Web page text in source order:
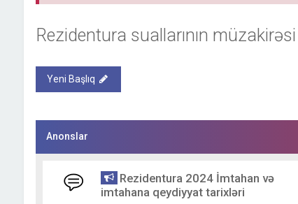
Rezidentura suallarının müzakirəsi
Yeni Başlıq
Anonslar
Rezidentura 2024 İmtahan və
imtahana qeydiyyat tarixləri